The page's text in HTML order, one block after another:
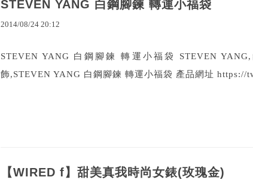
STEVEN YANG 白鋼腳鍊 轉運小福袋
2014/08/24 20:12
STEVEN YANG 白鋼腳鍊 轉運小福袋 STEVEN
飾,STEVEN YANG 白鋼腳鍊 轉運小福袋 產品網址 https://
【WIRED f】甜美真我時尚女錶(玫瑰金)